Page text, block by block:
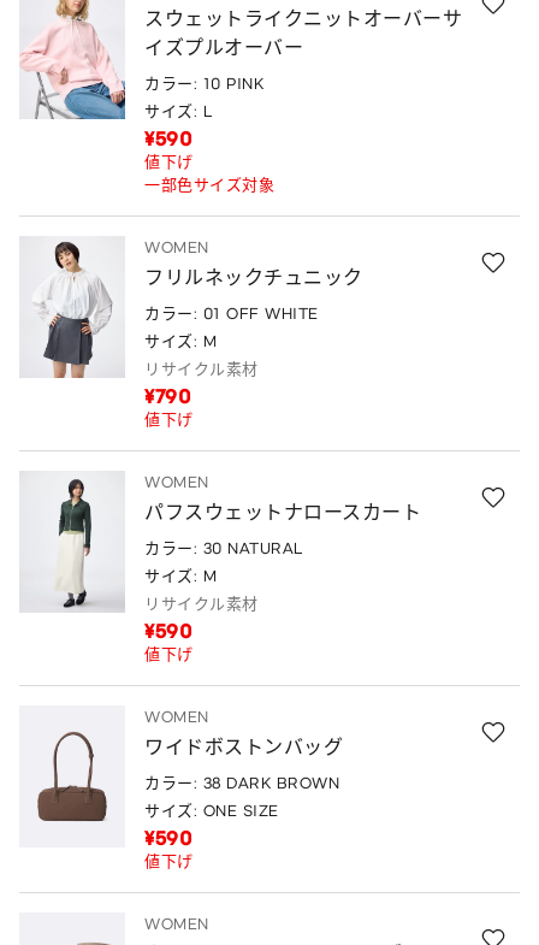
スウェットライクニットオーバーサ
イズプルオーバー
カラー: 10 PINK
サイズ: L
¥590
値下げ
一部色サイズ対象
WOMEN
フリルネックチュニック
カラー: 01 OFF WHITE
サイズ: M
リサイクル素材
¥790
値下げ
WOMEN
パフスウェットナロースカート
カラー: 30 NATURAL
サイズ: M
リサイクル素材
¥590
値下げ
WOMEN
ワイドボストンバッグ
カラー: 38 DARK BROWN
サイズ: ONE SIZE
¥590
値下げ
WOMEN